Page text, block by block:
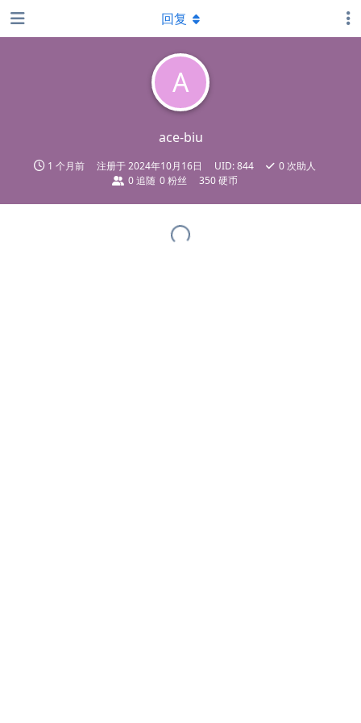
A
ace-biu
1 个月前 注册于2024年10月16日 UID:844 0次助人
0 追随 0 粉丝 350 硬币
回复